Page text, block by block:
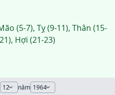
(5-7), Tỵ (9-11), Thân (15-
Hợi (21-23)
năm